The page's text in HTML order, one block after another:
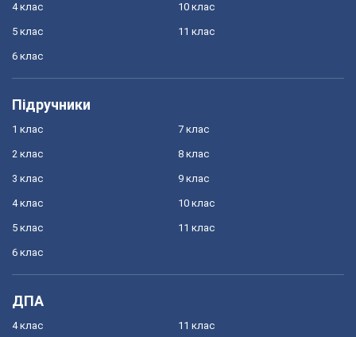
4 клас
5 клас
6 клас
10 клас
11 клас
Підручники
1 клас
2 клас
3 клас
4 клас
5 клас
6 клас
7 клас
8 клас
9 клас
10 клас
11 клас
ДПА
4 клас 11 клас